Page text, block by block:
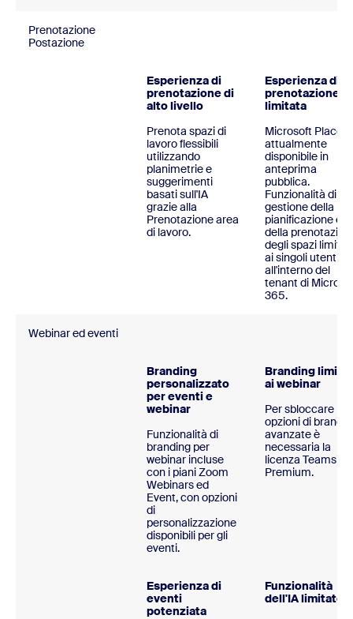
Prenotazione
Postazione
Esperienza di
prenotazione di
alto livello
Prenota spazi di
lavoro flessibili
utilizzando
planimetrie e
suggerimenti
basati sull'IA
grazie alla
Prenotazione area
di lavoro.
Esperienza di
prenotazione
limitata
Microsoft Places
attualmente
disponibile in
anteprima
pubblica.
Funzionalità di
gestione della
pianificazione e
della
degli spazi
ai singoli utenti
all'interno del
tenant di
365.
Webinar ed eventi
Branding
personalizzato
per eventi e
webinar
Funzionalità di
branding per
webinar incluse
con i piani Zoom
Webinars ed
Event, con opzioni
di
personalizzazione
disponibili per gli
eventi.
Branding
ai webinar
Per sbloccare le
opzioni di
avanzate è
necessaria la
licenza Teams
Premium.
Esperienza di
eventi
potenziata
Funzionalità
dell'IA limitate